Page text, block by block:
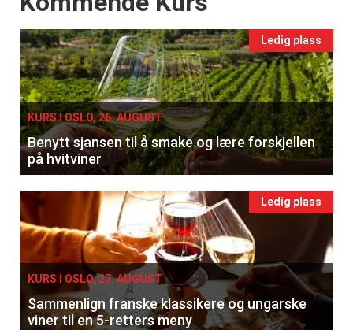
Ledig plass
KURS I OSLO, 26. AUGUST
Benytt sjansen til å smake og lære forskjellen
på hvitviner
Ledig plass
KURS I OSLO, 27. AUGUST
Sammenlign franske klassikere og ungarske
viner til en 5-retters meny